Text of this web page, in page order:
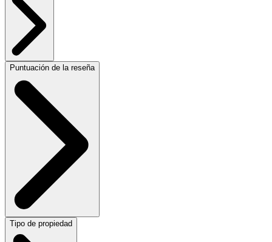
Puntuación de la reseña
Tipo de propiedad